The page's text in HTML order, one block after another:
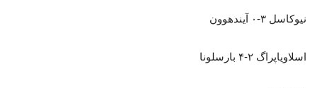
نیوکاسل ۳-۰ آیندهوون
اسلاویاپراگ ۲-۴ بارسلونا